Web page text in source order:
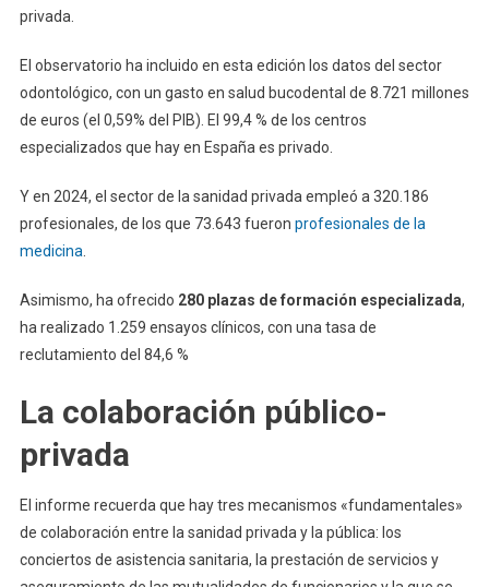
privada.
El observatorio ha incluido en esta edición los datos del sector
odontológico, con un gasto en salud bucodental de 8.721 millones
de euros (el 0,59% del PIB). El 99,4 % de los centros
especializados que hay en España es privado.
Y en 2024, el sector de la sanidad privada empleó a 320.186
profesionales, de los que 73.643 fueron profesionales de la
medicina
Asimismo, ha ofrecido 280 plazas de formación especializada,
ha realizado 1.259 ensayos clínicos, con una tasa de
reclutamiento del 84,6 %
La colaboración público-
privada
El informe recuerda que hay tres mecanismos «fundamentales»
de colaboración entre la sanidad privada y la pública: los
conciertos de asistencia sanitaria, la prestación de servicios y